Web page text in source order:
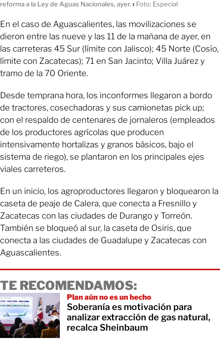
reforma a la Ley de Aguas Nacionales, ayer. ı Foto: Especial
En el caso de Aguascalientes, las movilizaciones se
dieron entre las nueve y las 11 de la mañana de ayer, en
las carreteras 45 Sur (límite con Jalisco); 45 Norte (Cosío,
límite con Zacatecas); 71 en San Jacinto; Villa Juárez y
tramo de la 70 Oriente.
Desde temprana hora, los inconformes llegaron a bordo
de tractores, cosechadoras y sus camionetas pick up;
con el respaldo de centenares de jornaleros (empleados
de los productores agrícolas que producen
intensivamente hortalizas y granos básicos, bajo el
sistema de riego), se plantaron en los principales ejes
viales carreteros.
En un inicio, los agroproductores llegaron y bloquearon la
caseta de peaje de Calera, que conecta a Fresnillo y
Zacatecas con las ciudades de Durango y Torreón.
También se bloqueó al sur, la caseta de Osiris, que
conecta a las ciudades de Guadalupe y Zacatecas con
Aguascalientes.
TE RECOMENDAMOS:
Plan aún no es un hecho
Soberanía es motivación para
analizar extracción de gas natural,
recalca Sheinbaum